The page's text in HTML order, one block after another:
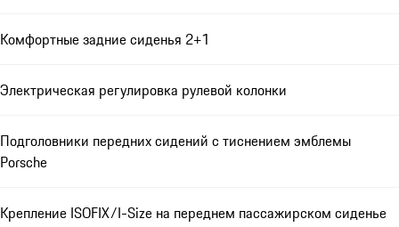
Комфортные задние сиденья 2+1
Электрическая регулировка рулевой колонки
Подголовники передних сидений с тиснением эмблемы
Porsche
Крепление ISOFIX/I-Size на переднем пассажирском сиденье